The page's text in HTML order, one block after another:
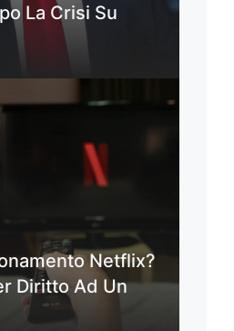
La Crisi Su
Netflix?
Diritto Ad Un